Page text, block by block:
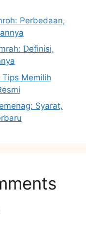
Perbedaan,
Definisi,
Memilih
Syarat,